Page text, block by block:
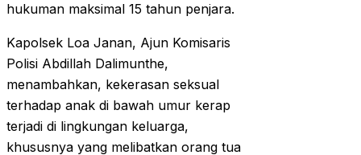
hukuman maksimal 15 tahun penjara.
Kapolsek Loa Janan, Ajun Komisaris
Polisi Abdillah Dalimunthe,
menambahkan, kekerasan seksual
terhadap anak di bawah umur kerap
terjadi di lingkungan keluarga,
khususnya yang melibatkan orang tua